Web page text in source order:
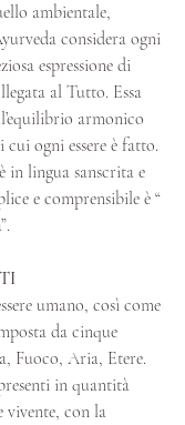
ambientale,
considera ogni
espressione di
al Tutto. Essa
armonico
ogni essere è fatto.
in lingua sanscrita e
e comprensibile è “
umano, così come
da cinque
Fuoco, Aria, Etere.
in quantità
vivente, con la